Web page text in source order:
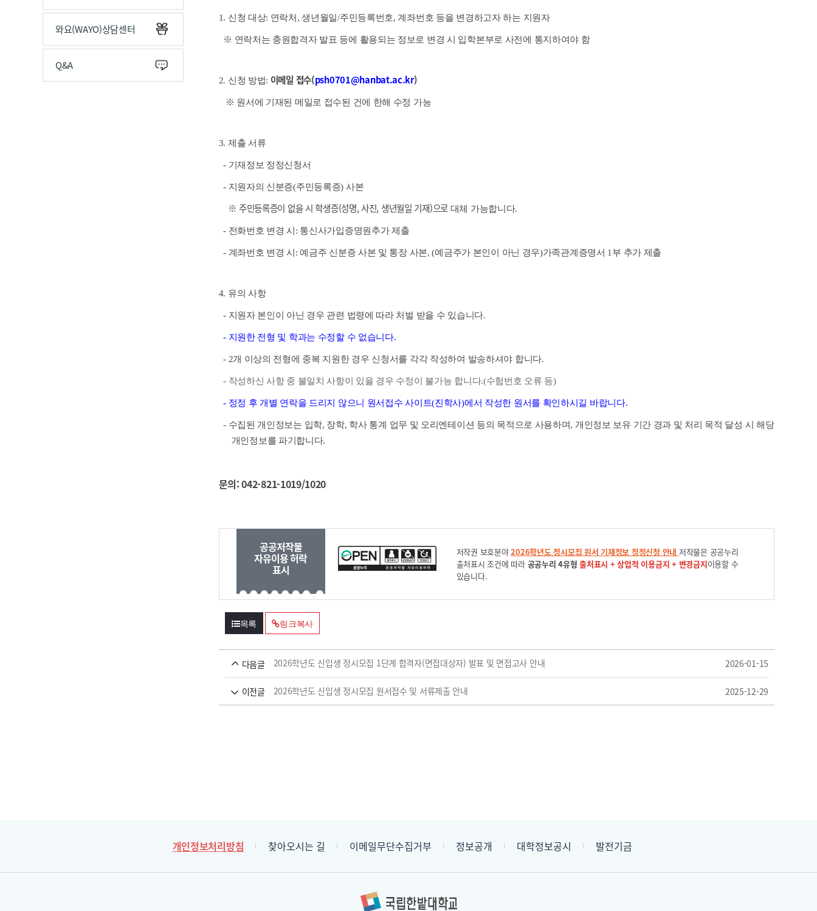
와요(WAYO)상담센터
Q&A
1. 신청 대상: 연락처, 생년월일/주민등록번호, 계좌번호 등을 변경하고자 하는 지원자
※ 연락처는 충원합격자 발표 등에 활용되는 정보로 변경 시 입학본부로 사전에 통지하여야 함
2. 신청 방법: 이메일 접수(psh0701@hanbat.ac.kr)
※ 원서에 기재된 메일로 접수된 건에 한해 수정 가능
3. 제출 서류
- 기재정보 정정신청서
- 지원자의 신분증(주민등록증) 사본
※ 주민등록증이 없을 시 학생증(성명, 사진, 생년월일 기재)으로 대체 가능합니다.
- 전화번호 변경 시: 통신사가입증명원추가 제출
- 계좌번호 변경 시: 예금주 신분증 사본 및 통장 사본, (예금주가 본인이 아닌 경우)가족관계증명서 1부 추가 제출
4. 유의 사항
- 지원자 본인이 아닌 경우 관련 법령에 따라 처벌 받을 수 있습니다.
- 지 원한 전형 및 학과는 수정할 수 없습니다.
- 2개 이상의 전형에 중복 지원한 경우 신청서를 각각 작성하여 발송하셔야 합니다.
- 작성하신 사항 중 불일치 사항이 있을 경우 수정이 불가능 합니다.(수험번호 오류 등)
- 정정 후 개별 연락을 드리지 않으니 원서접수 사이트(진학사)에서 작성한 원서를 확인하시길 바랍니다.
- 수집된 개인정보는 입학, 장학, 학사 통계 업무 및 오리엔테이션 등의 목적으로 사용하며, 개인정보 보유 기간 경과 및 처리 목적 달성 시 해당
개인정보를 파기 합니다.
문의: 042-821-1019/1020
공공저작물
자유이용 허락
표시
저작권 보호분야2026학년도 정시모집 원서 기재정보 정정신청 안내 저작물은 공공누리
출처표시 조건에 따라 공공누리 4유형 출처표시 + 상업적 이용금지 + 변경금지이용할 수
있습니다.
목록 링크복사
다음글 2026학년도 신입생 정시모집 1단계 합격자(면접대상자) 발표 및 면접고사 안내 2026-01-15
이전글 2026학년도 신입생 정시모집 원서접수 및 서류제출 안내 2025-12-29
개인정보처리방침 찾아오시는 길 이메일무단수집거부 정보공개 대학정보공시 발전기금